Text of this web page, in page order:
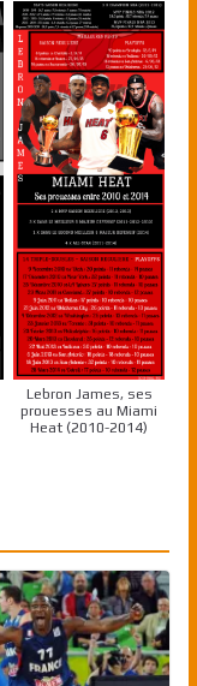
Lebron James, ses
prouesses au Miami
Heat (2010-2014)